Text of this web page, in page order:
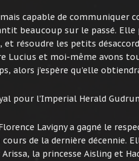
capable de communiquer
beaucoup sur le passé.
résoudre les petits
Lucius et moi-même avons
alors j’espère qu’elle
pour l’Imperial Herald
Lavigny a gagné le
de la dernière décennie.
la princesse Aisling et